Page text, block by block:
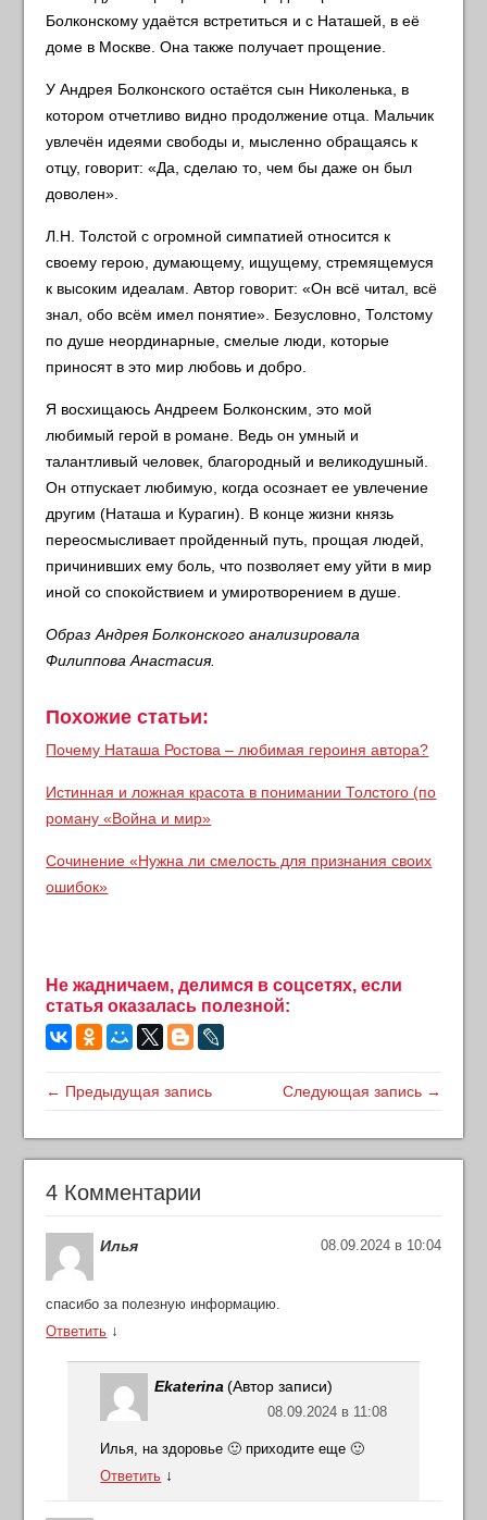
Болконскому удаётся встретиться и с Наташей, в её
доме в Москве. Она также получает прощение.
У Андрея Болконского остаётся сын Николенька, в
котором отчетливо видно продолжение отца. Мальчик
увлечён идеями свободы и, мысленно обращаясь к
отцу, говорит: «Да, сделаю то, чем бы даже он был
доволен».
Л.Н. Толстой с огромной симпатией относится к
своему герою, думающему, ищущему, стремящемуся
к высоким идеалам. Автор говорит: «Он всё читал, всё
знал, обо всём имел понятие». Безусловно, Толстому
по душе неординарные, смелые люди, которые
приносят в это мир любовь и добро.
Я восхищаюсь Андреем Болконским, это мой
любимый герой в романе. Ведь он умный и
талантливый человек, благородный и великодушный.
Он отпускает любимую, когда осознает ее увлечение
другим (Наташа и Курагин). В конце жизни князь
переосмысливает пройденный путь, прощая людей,
причинивших ему боль, что позволяет ему уйти в мир
иной со спокойствием и умиротворением в душе.
Образ Андрея Болконского анализировала
Филиппова Анастасия.
Похожие статьи:
Почему Наташа Ростова – любимая героиня автора?
Истинная и ложная красота в понимании Толстого (по
роману «Война и мир»
Сочинение «Нужна ли смелость для признания своих
ошибок»
Не жадничаем, делимся в соцсетях, если
статья оказалась полезной:
← Предыдущая запись Следующая запись →
4 Комментарии
Илья 08.09.2024 в 10:04
спасибо за полезную информацию.
Ответить ↓
Ekaterina (Автор записи)
08.09.2024 в 11:08
Илья, на здоровье 🙂 приходите еще 🙂
Ответить ↓